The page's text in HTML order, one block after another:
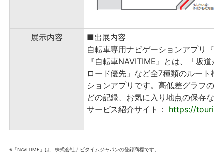
展示内容
■出展内容
自転車専用ナビゲーションアプリ『
『自転車NAVITIME』とは、「坂道
ロード優先」など全7種類のルート
ションアプリです。高低差グラフの
どの記録、お気に入り地点の保存な
サービス紹介サイト： https://
※「NAVITIME」は、株式会社ナビタイムジャパンの登録商標です。